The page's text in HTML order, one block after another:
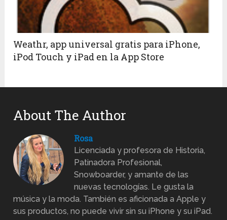
Weathr, app universal gratis para iPhone,
iPod Touch y iPad en la App Store
About The Author
Rosa
Licenciada y profesora de Historia,
Patinadora Profesional,
Snowboarder, y amante de las
nuevas tecnologías. Le gusta la
música y la moda. También es aficionada a Apple y
sus productos, no puede vivir sin su iPhone y su iPad.